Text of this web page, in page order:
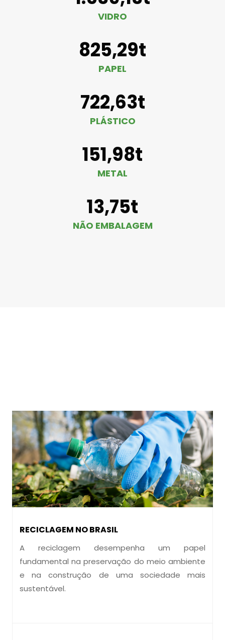
VIDRO
825,29t
PAPEL
722,63t
PLÁSTICO
151,98t
METAL
13,75t
NÃO EMBALAGEM
RECICLAGEM NO BRASIL
A reciclagem desempenha um papel
fundamental na preservação do meio ambiente
e na construção de uma sociedade mais
sustentável.